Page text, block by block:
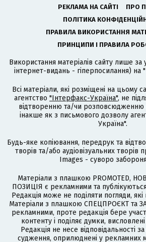
РЕКЛАМА НА САЙТІ
ПРО
ПОЛІТИКА
ПРАВИЛА ВИКОРИСТАННЯ
ПРИНЦИПИ І ПРАВИЛА
Використання матеріалів сайту лише
інтернет-видань - гіперпосилання) на
Всі матеріали, які розміщені на цьому
агентство "Інтерфакс-Україна", не
відтворенню та/чи розповсюдженню
інакше як з письмового дозволу
Україна".
Будь-яке копіювання, передрук та
творів та/або аудіовізуальних творів
Images - суворо
Матеріали з плашкою PROMOTED,
ПОЗИЦІЯ є рекламними та
Редакція може не поділяти погляди,
Матеріали з плашкою СПЕЦПРОЄКТ та
рекламними, проте редакція бере
контенту і поділяє думки,
Редакція не несе відповідальності
судження, оприлюднені у рекламних